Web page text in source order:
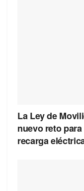
La Ley de
nuevo reto
recarga